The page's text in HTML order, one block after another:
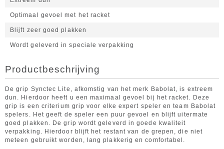
Optimaal gevoel met het racket
Blijft zeer goed plakken
Wordt geleverd in speciale verpakking
Productbeschrijving
De grip Synctec Lite, afkomstig van het merk Babolat, is extreem
dun. Hierdoor heeft u een maximaal gevoel bij het racket. Deze
grip is een criterium grip voor elke expert speler en team Babolat
spelers. Het geeft de speler een puur gevoel en blijft uitermate
goed plakken. De grip wordt geleverd in goede kwaliteit
verpakking. Hierdoor blijft het restant van de grepen, die niet
meteen gebruikt worden, lang plakkerig en comfortabel.